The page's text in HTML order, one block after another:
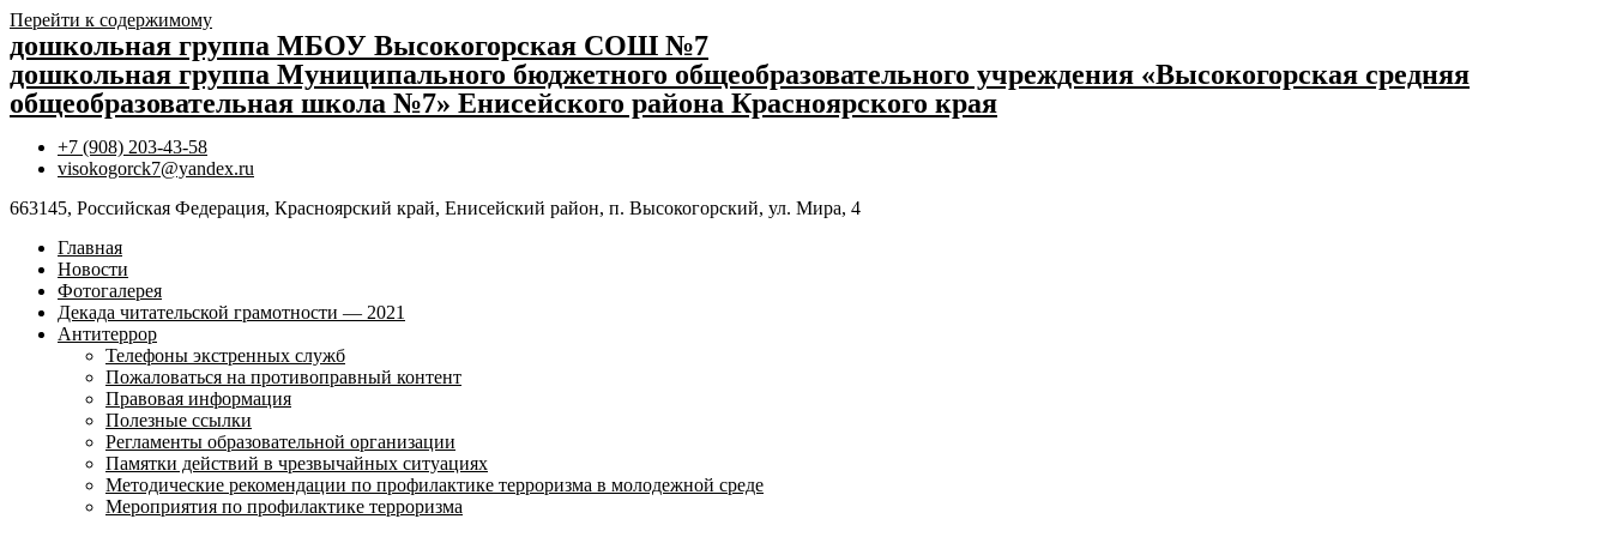
Перейти к содержимому
дошкольная группа МБОУ Высокогорская СОШ №7
дошкольная группа Муниципального бюджетного общеобразовательного учреждения «Высокогорская средняя
общеобразовательная школа №7» Енисейского района Красноярского края
+7 (908) 203-43-58
visokogorck7@yandex.ru
663145, Российская Федерация, Красноярский край, Енисейский район, п. Высокогорский, ул. Мира, 4
Главная
Новости
Фотогалерея
Декада читательской грамотности — 2021
Антитеррор
Телефоны экстренных служб
Пожаловаться на противоправный контент
Правовая информация
Полезные ссылки
Регламенты образовательной организации
Памятки действий в чрезвычайных ситуациях
Методические рекомендации по профилактике терроризма в молодежной среде
Мероприятия по профилактике терроризма